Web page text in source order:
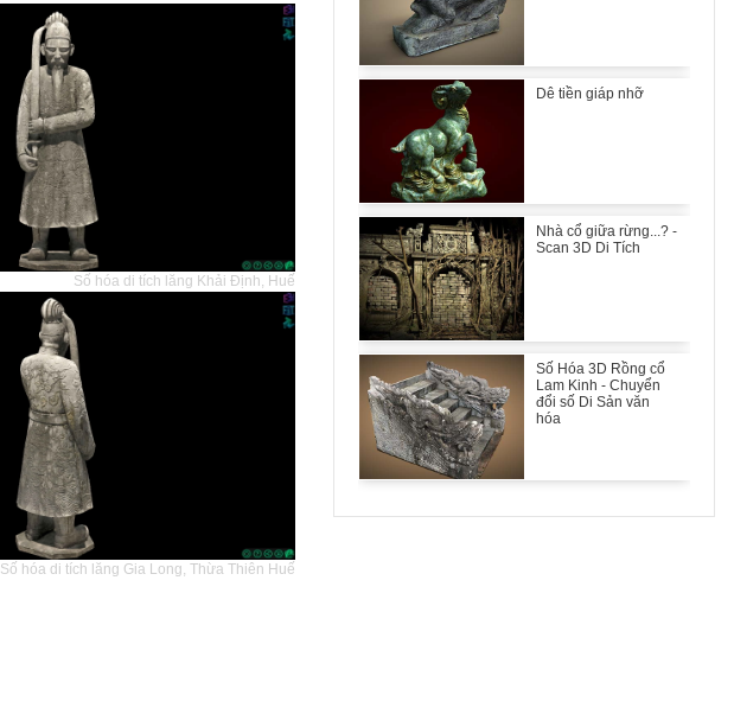
Số hóa di tích lăng Khải Định, Huế
Số hóa di tích lăng Gia Long, Thừa Thiên Huế
Dê tiền giáp nhỡ
Nhà cổ giữa rừng...? -
Scan 3D Di Tích
Số Hóa 3D Rồng cổ
Lam Kinh - Chuyển
đổi số Di Sản văn
hóa